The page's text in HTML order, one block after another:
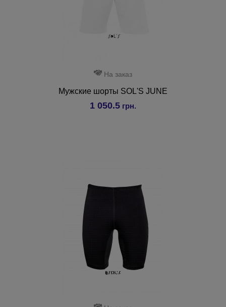
На заказ
Мужские шорты SOL'S JUNE
1 050.5 грн.